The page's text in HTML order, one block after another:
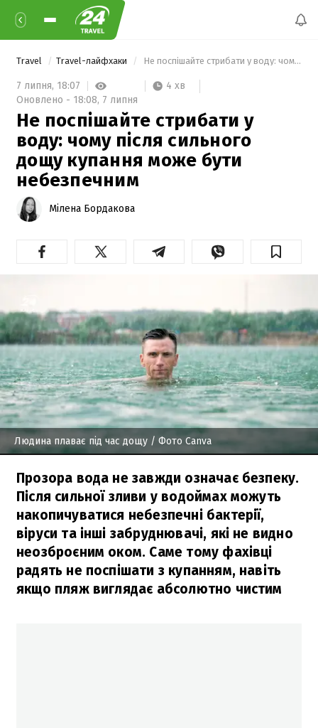
Travel Travel-лайфхаки Не поспішайте стрибати у воду: чому після сильного дощу купання може бути небезпечним
7 липня, 18:07
4 хв
Оновлено - 18:08, 7 липня
Не поспішайте стрибати у
воду: чому після сильного
дощу купання може бути
небезпечним
Мілена Бордакова
Людина плаває під час дощу / Фото Canva
Прозора вода не завжди означає безпеку.
Після сильної зливи у водоймах можуть
накопичуватися небезпечні бактерії,
віруси та інші забруднювачі, які не видно
неозброєним оком. Саме тому фахівці
радять не поспішати з купанням, навіть
якщо пляж виглядає абсолютно чистим